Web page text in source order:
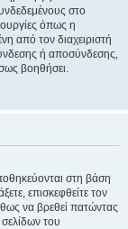
στο
όπως η
από τον διαχειριστή
ή αποσύνδεσης,
βοηθήσει.
στη βάση
επισκεφθείτε τον
να βρεθεί πατώντας
του